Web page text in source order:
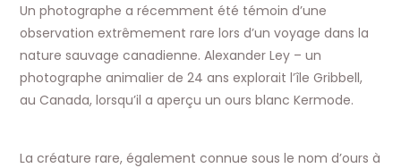
Un photographe a récemment été témoin d’une
observation extrêmement rare lors d’un voyage dans la
nature sauvage canadienne. Alexander Ley – un
photographe animalier de 24 ans explorait l’île Gribbell,
au Canada, lorsqu’il a aperçu un ours blanc Kermode.
La créature rare, également connue sous le nom d’ours à